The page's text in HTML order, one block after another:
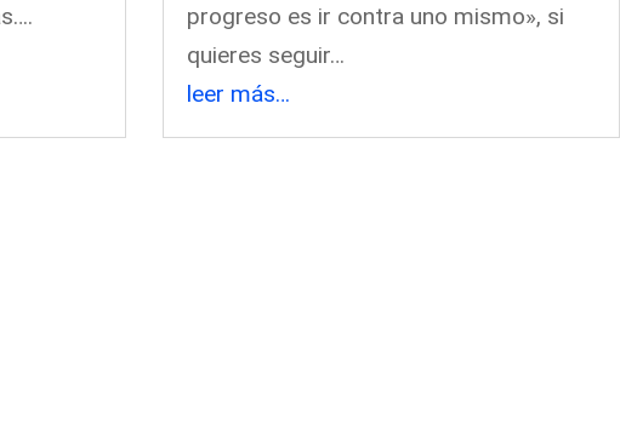
progreso es ir contra uno mismo», si
quieres seguir…
leer más…